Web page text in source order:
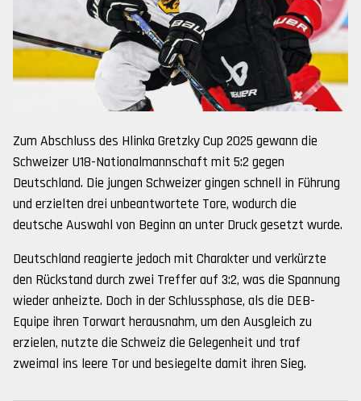
Zum Abschluss des Hlinka Gretzky Cup 2025 gewann die
Schweizer U18-Nationalmannschaft mit 5:2 gegen
Deutschland. Die jungen Schweizer gingen schnell in Führung
und erzielten drei unbeantwortete Tore, wodurch die
deutsche Auswahl von Beginn an unter Druck gesetzt wurde.
Deutschland reagierte jedoch mit Charakter und verkürzte
den Rückstand durch zwei Treffer auf 3:2, was die Spannung
wieder anheizte. Doch in der Schlussphase, als die DEB-
Equipe ihren Torwart herausnahm, um den Ausgleich zu
erzielen, nutzte die Schweiz die Gelegenheit und traf
zweimal ins leere Tor und besiegelte damit ihren Sieg.